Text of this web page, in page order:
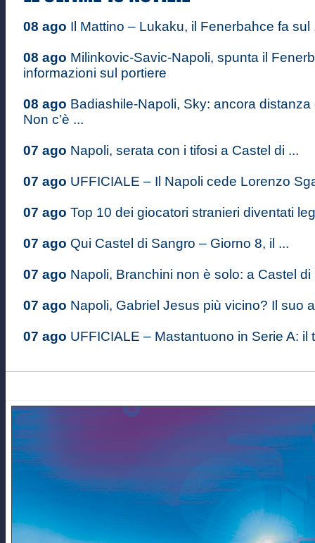
08 ago Il Mattino – Lukaku, il Fenerbahce fa sul
08 ago Milinkovic-Savic-Napoli, spunta il
informazioni sul portiere
08 ago Badiashile-Napoli, Sky: ancora
Non c’è ...
07 ago Napoli, serata con i tifosi a Castel di ...
07 ago UFFICIALE – Il Napoli cede Lorenzo
07 ago Top 10 dei giocatori stranieri diventati
07 ago Qui Castel di Sangro – Giorno 8, il ...
07 ago Napoli, Branchini non è solo: a Castel di
07 ago Napoli, Gabriel Jesus più vicino? Il suo
07 ago UFFICIALE – Mastantuono in Serie A: il